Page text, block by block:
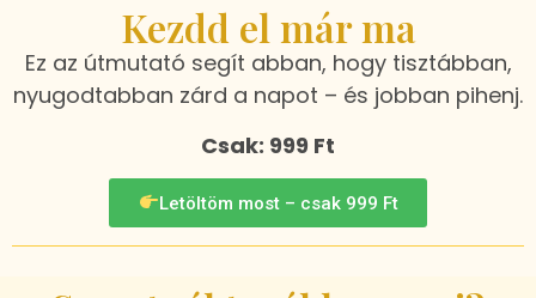
Kezdd el már ma
Ez az útmutató segít abban, hogy tisztábban,
nyugodtabban zárd a napot – és jobban pihenj.
Csak: 999 Ft
Letöltöm most – csak 999 Ft